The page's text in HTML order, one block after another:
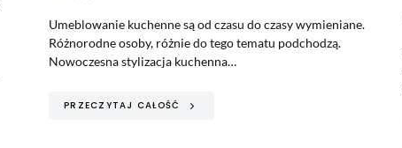
Umeblowanie kuchenne są od czasu do czasy wymieniane.
Różnorodne osoby, różnie do tego tematu podchodzą.
Nowoczesna stylizacja kuchenna…
PRZECZYTAJ CAŁOŚĆ